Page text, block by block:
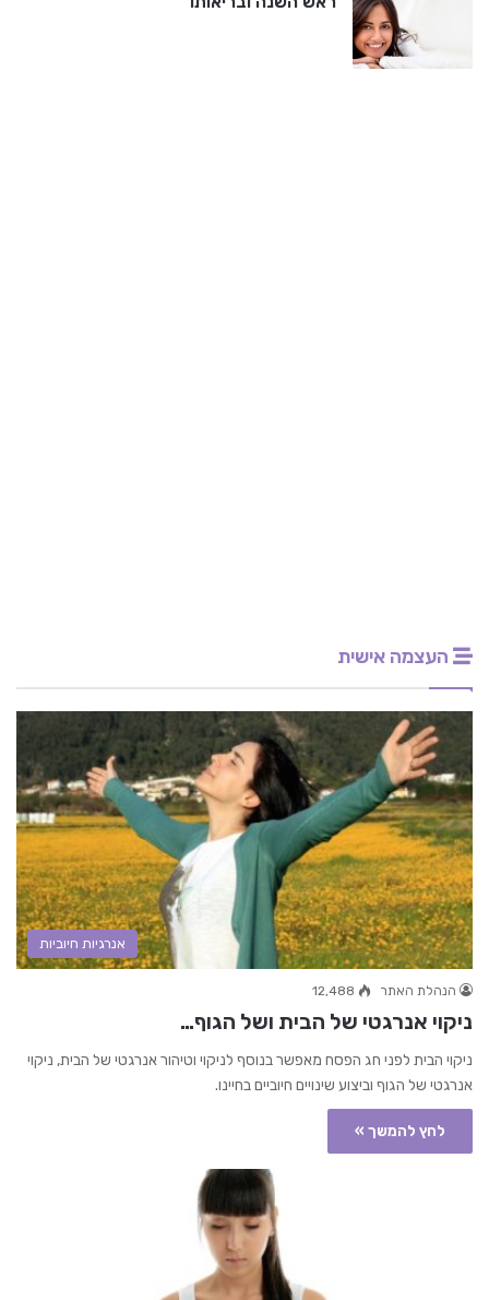
העצמה אישית
אנרגיות חיוביות
הנהלת האתר 12,488
ניקוי אנרגטי של הבית ושל הגוף…
ניקוי הבית לפני חג הפסח מאפשר בנוסף לניקוי וטיהור אנרגטי של הבית, ניקוי
אנרגטי של הגוף וביצוע שינויים חיוביים בחיינו.
לחץ להמשך »